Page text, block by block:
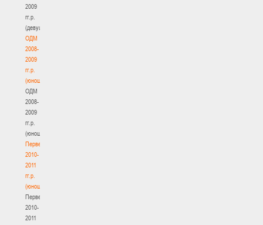
2009
гг.р.
(девушки)
ОДМ
2008-
2009
гг.р.
(юноши)
ОДМ
2008-
2009
гг.р.
(юноши)
Первенство
2010-
2011
гг.р.
(юноши)
Первенство
2010-
2011